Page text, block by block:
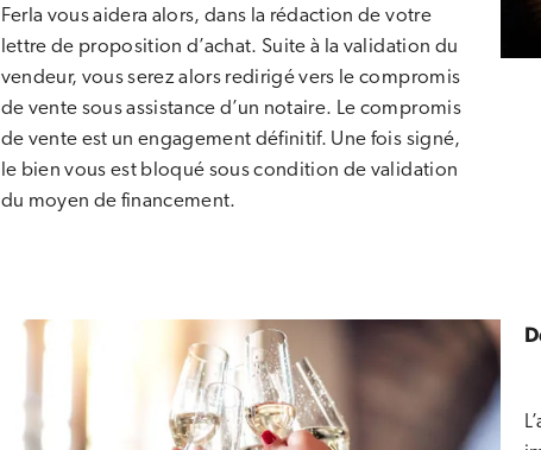
Ferla vous aidera alors, dans la rédaction de votre
lettre de proposition d’achat. Suite à la validation du
vendeur, vous serez alors redirigé vers le compromis
de vente sous assistance d’un notaire. Le compromis
de vente est un engagement définitif. Une fois signé,
le bien vous est bloqué sous condition de validation
du moyen de financement.